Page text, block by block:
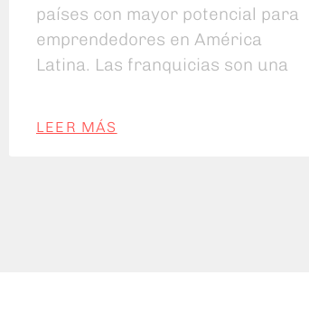
países con mayor potencial para
emprendedores en América
Latina. Las franquicias son una
LEER MÁS